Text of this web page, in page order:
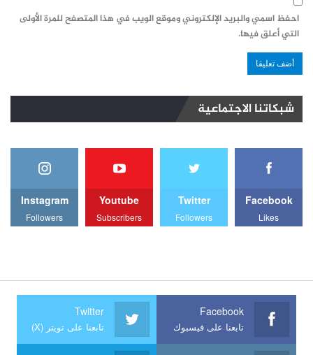
احفظ اسمي والبريد الإلكتروني وموقع الويب في هذا المتصفح للمرة الأولى
التي أعلق فيها.
شبكاتنا الاجتماعية
Facebook
Likes
Twitter
Followers
Youtube
Subscribers
Instagram
Followers
Facebook
تابعنا على فيسبوك
Twitter
تابعنا على تويتر (X)